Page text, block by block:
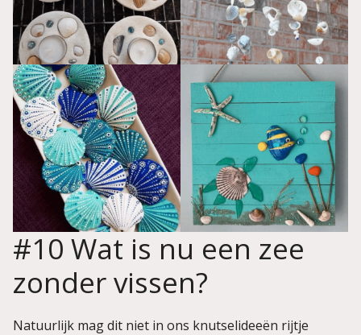
#10 Wat is nu een zee
zonder vissen?
Natuurlijk mag dit niet in ons knutselideeën rijtje